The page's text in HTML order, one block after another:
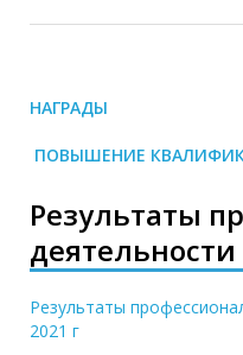
НАГРАДЫ
ПОВЫШЕНИЕ
Результаты
деятельности
Результаты
2021 г